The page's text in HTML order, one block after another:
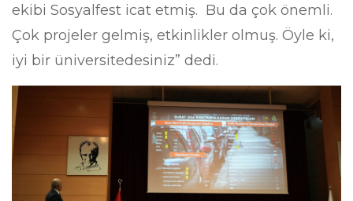
ekibi Sosyalfest icat etmiş. Bu da çok önemli.
Çok projeler gelmiş, etkinlikler olmuş. Öyle ki,
iyi bir üniversitedesiniz” dedi.